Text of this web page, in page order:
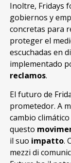
Inoltre, Fridays
gobiernos y
concretas para
proteger el
escuchadas en
implementado
reclamos.
El futuro de
prometedor. A
cambio
questo
il suo impatto.
mezzi di